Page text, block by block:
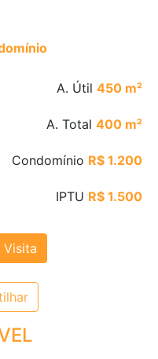
A. Útil 450 m²
A. Total 400 m²
Condomínio R$ 1.200
IPTU R$ 1.500
Visita